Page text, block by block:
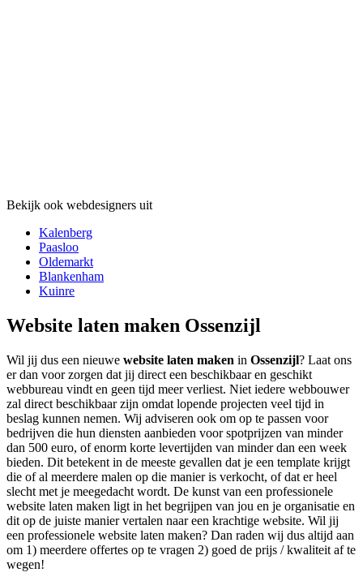
Bekijk ook webdesigners uit
Kalenberg
Paasloo
Oldemarkt
Blankenham
Kuinre
Website laten maken Ossenzijl
Wil jij dus een nieuwe website laten maken in Ossenzijl? Laat ons
er dan voor zorgen dat jij direct een beschikbaar en geschikt
webbureau vindt en geen tijd meer verliest. Niet iedere webbouwer
zal direct beschikbaar zijn omdat lopende projecten veel tijd in
beslag kunnen nemen. Wij adviseren ook om op te passen voor
bedrijven die hun diensten aanbieden voor spotprijzen van minder
dan 500 euro, of enorm korte levertijden van minder dan een week
bieden. Dit betekent in de meeste gevallen dat je een template krijgt
die of al meerdere malen op die manier is verkocht, of dat er heel
slecht met je meegedacht wordt. De kunst van een professionele
website laten maken ligt in het begrijpen van jou en je organisatie en
dit op de juiste manier vertalen naar een krachtige website. Wil jij
een professionele website laten maken? Dan raden wij dus altijd aan
om 1) meerdere offertes op te vragen 2) goed de prijs / kwaliteit af te
wegen!